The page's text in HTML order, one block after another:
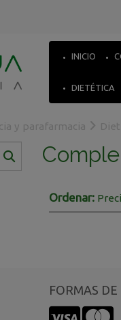
INICIO
DIETÉTICA
y parafarmacia
Ordenar:
FORMAS DE